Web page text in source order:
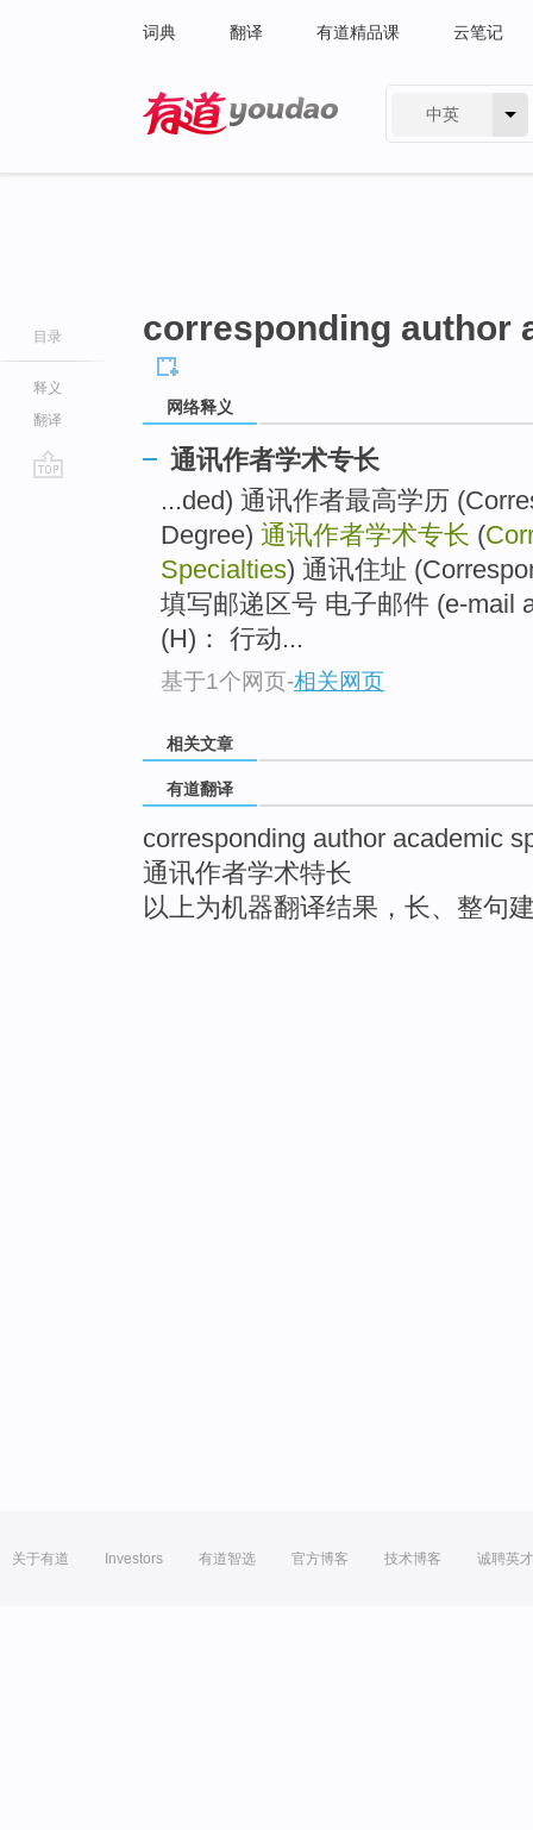
词典 翻译 有道精品课 云笔记
中英
目录
释义
翻译
corresponding author
网络释义
通讯作者学术专长
...ded) 通讯作者最高学历
Degree) 通讯作者学术专长 (
Specialties) 通讯住址
填写邮递区号 电子邮件 (e-mail
(H)： 行动...
基于1个网页-相关网页
相关文章
有道翻译
corresponding author academic
通讯作者学术特长
以上为机器翻译结果，长、整句
关于有道 Investors 有道智选 官方博客 技术博客 诚聘英才